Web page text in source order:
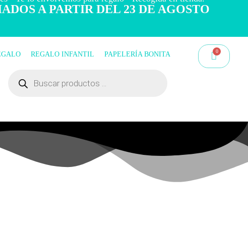
A PARTIR DEL 23 DE AGOSTO
REGALO INFANTIL PAPELERÍA BONITA